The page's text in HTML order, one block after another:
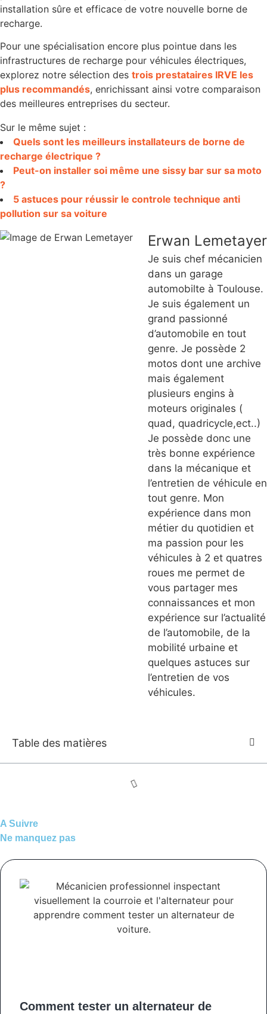
installation sûre et efficace de votre nouvelle borne de
recharge.
Pour une spécialisation encore plus pointue dans les
infrastructures de recharge pour véhicules électriques,
explorez notre sélection des trois prestataires IRVE les
plus recommandés, enrichissant ainsi votre comparaison
des meilleures entreprises du secteur.
Sur le même sujet :
Quels sont les meilleurs installateurs de borne de
recharge électrique ?
Peut-on installer soi même une sissy bar sur sa moto
?
5 astuces pour réussir le controle technique anti
pollution sur sa voiture
Erwan Lemetayer
Je suis chef mécanicien
dans un garage
automobilte à Toulouse.
Je suis également un
grand passionné
d’automobile en tout
genre. Je possède 2
motos dont une archive
mais également
plusieurs engins à
moteurs originales (
quad, quadricycle,ect..)
Je possède donc une
très bonne expérience
dans la mécanique et
l’entretien de véhicule en
tout genre. Mon
expérience dans mon
métier du quotidien et
ma passion pour les
véhicules à 2 et quatres
roues me permet de
vous partager mes
connaissances et mon
expérience sur l’actualité
de l’automobile, de la
mobilité urbaine et
quelques astuces sur
l’entretien de vos
véhicules.
Table des matières
A Suivre
Ne manquez pas
Comment tester un alternateur de